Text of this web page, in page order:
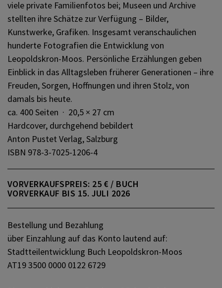
viele private Familienfotos bei; Museen und Archive
stellten ihre Schätze zur Verfügung – Bilder,
Kunstwerke, Grafiken. Insgesamt veranschaulichen
hunderte Fotografien die Entwicklung von
Leopoldskron-Moos. Persönliche Erzählungen geben
Einblick in das Alltagsleben früherer Generationen – ihre
Freuden, Sorgen, Hoffnungen und ihren Stolz, von
damals bis heute.
ca. 400 Seiten · 20,5 × 27 cm
Hardcover, durchgehend bebildert
Anton Pustet Verlag, Salzburg
ISBN 978-3-7025-1206-4
VORVERKAUFSPREIS: 25 € / BUCH
VORVERKAUF BIS 15. JULI 2026
Bestellung und Bezahlung
über Einzahlung auf das Konto lautend auf:
Stadtteilentwicklung Buch Leopoldskron-Moos
AT19 3500 0000 0122 6729